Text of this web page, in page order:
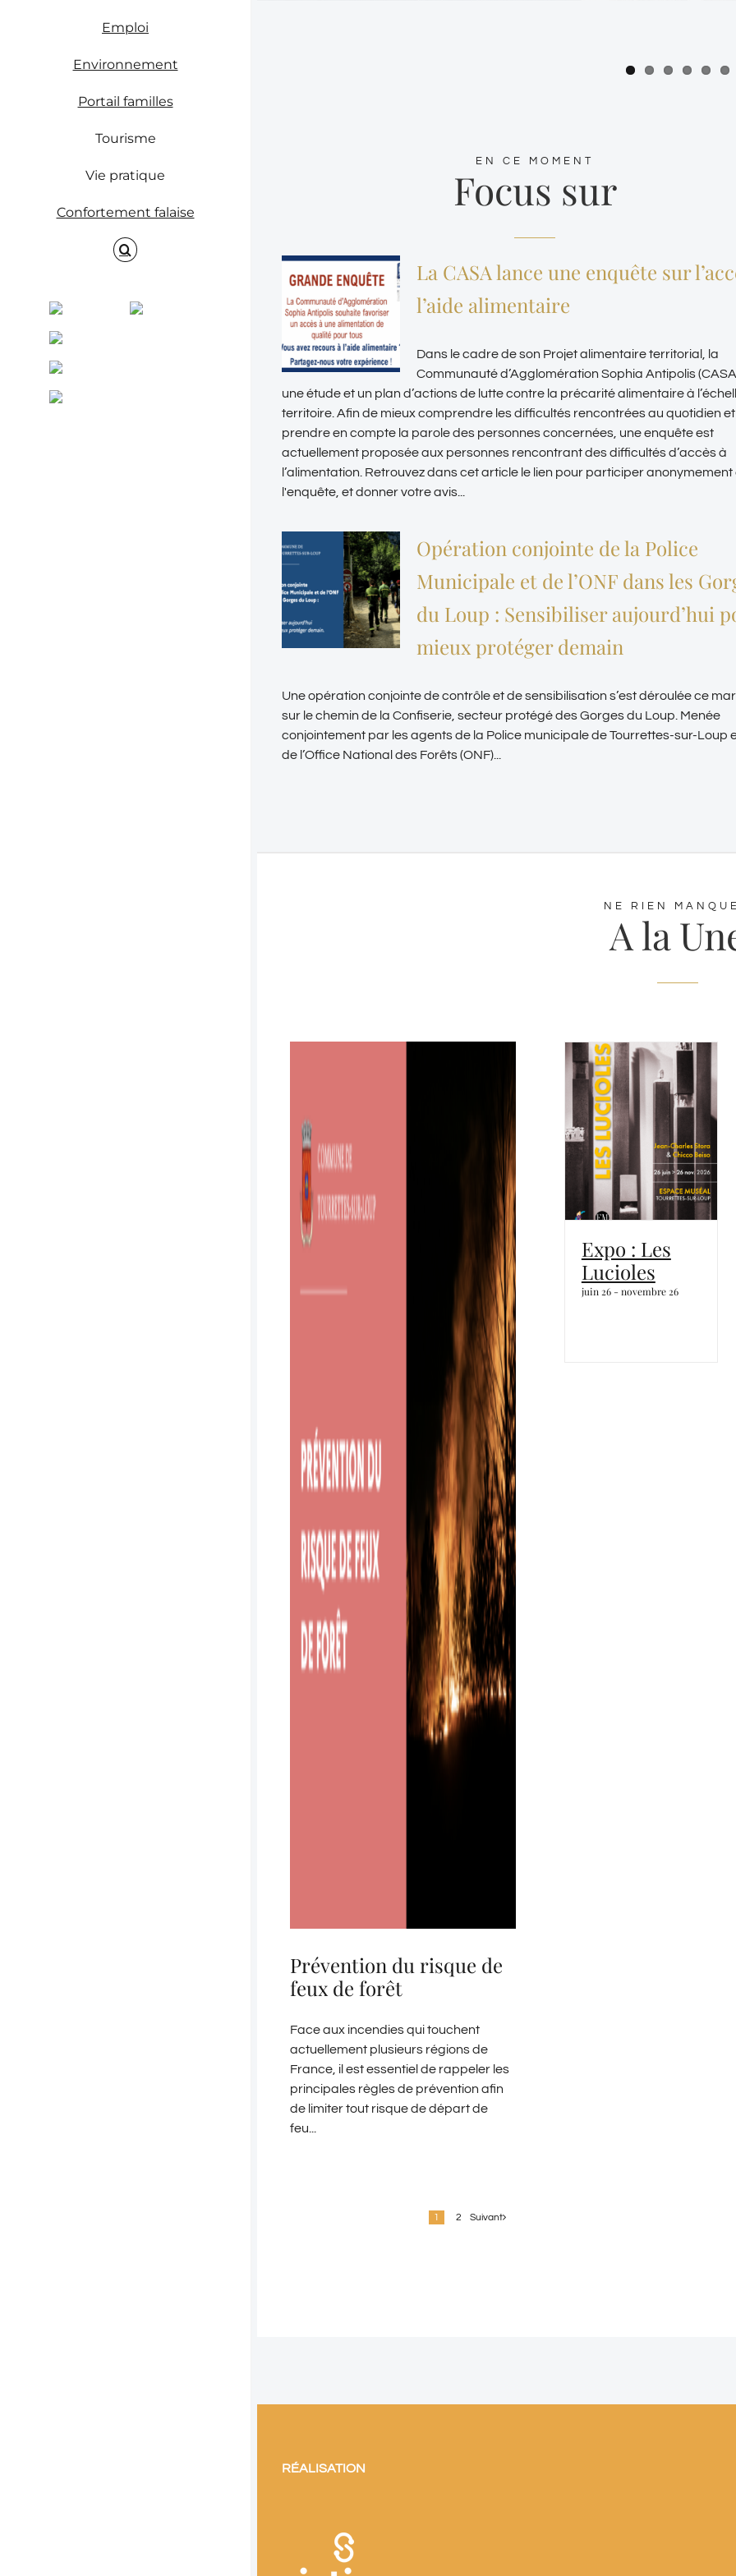
Emploi
Environnement
Portail familles
Tourisme
Vie pratique
Confortement falaise
Facebook Instagram
ENVINET
RRS
RSS
EN CE MOMENT
Focus sur
La CASA lance une enquête sur
l’aide alimentaire
Dans le cadre de son Projet alimentaire territorial, la
Communauté d’Agglomération Sophia Antipolis
une étude et un plan d’actions de lutte contre la précarité alimentaire à
territoire. Afin de mieux comprendre les difficultés rencontrées au quotidien
prendre en compte la parole des personnes concernées, une enquête est
actuellement proposée aux personnes rencontrant des difficultés d’accès à
l’alimentation. Retrouvez dans cet article le lien pour participer anonymement
l'enquête, et donner votre avis...
Opération conjointe de la Police
Municipale et de l’ONF dans les
du Loup : Sensibiliser aujourd’hui
mieux protéger demain
Une opération conjointe de contrôle et de sensibilisation s’est déroulée ce
sur le chemin de la Confiserie, secteur protégé des Gorges du Loup. Menée
conjointement par les agents de la Police municipale de Tourrettes-sur-Loup
de l’Office National des Forêts (ONF)...
NE RIEN
A la
Prévention du risque de
feux de forêt
Face aux incendies qui touchent
actuellement plusieurs régions de
France, il est essentiel de rappeler les
principales règles de prévention afin
de limiter tout risque de départ de
feu...
1 2 Suivant
Expo : Les
Lucioles
juin 26- novembre 26
RÉALISATION